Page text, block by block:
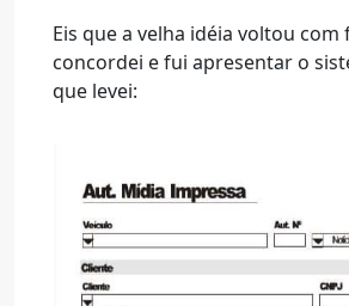
Eis que a velha idéia voltou com
concordei e fui apresentar o
que levei: